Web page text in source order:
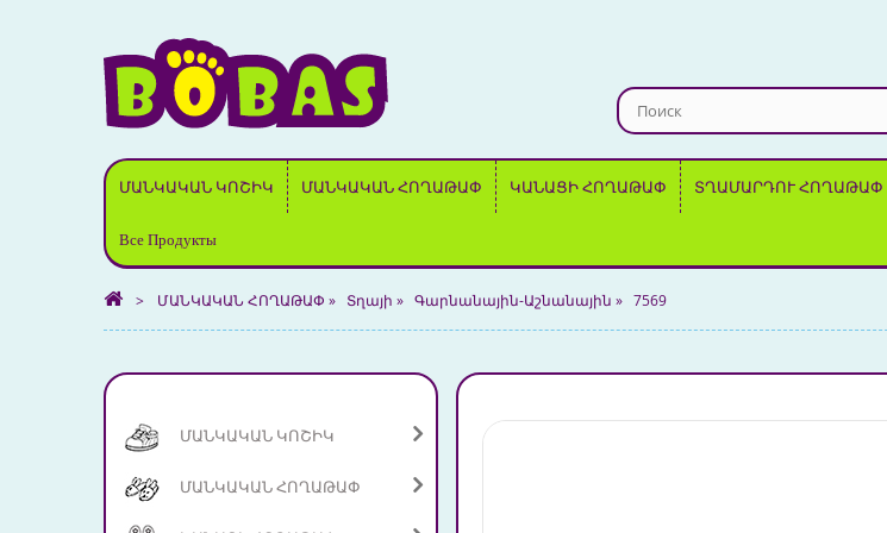
ՄԱՆԿԱԿԱՆ ԿՈՇԻԿ ՄԱՆԿԱԿԱՆ ՀՈՂԱԹԱՓ ԿԱՆԱՑԻ ՀՈՂԱԹԱՓ ՏՂԱՄԱՐԴՈՒ ՀՈՂԱԹԱՓ
Все Продукты
> ՄԱՆԿԱԿԱՆ ՀՈՂԱԹԱՓ » Տղայի » Գարնանային-Աշնանային » 7569
ՄԱՆԿԱԿԱՆ ԿՈՇԻԿ
ՄԱՆԿԱԿԱՆ ՀՈՂԱԹԱՓ